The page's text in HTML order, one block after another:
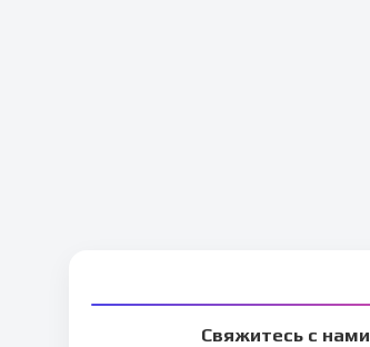
Свяжитесь с нами